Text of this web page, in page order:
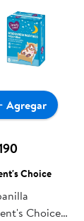
Choice
Choice
Agregar